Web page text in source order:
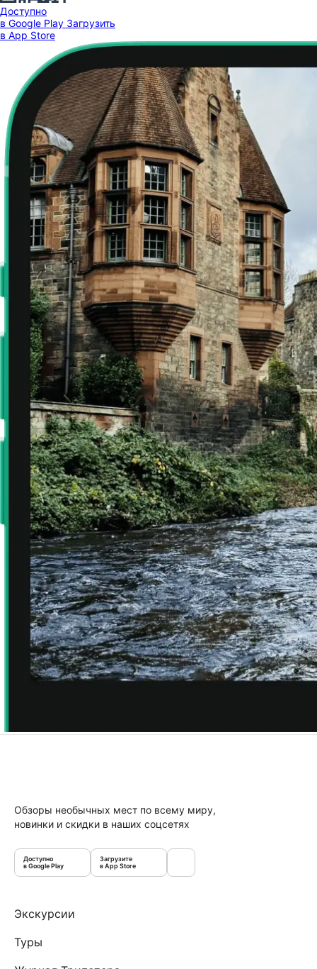
Доступно
в Google Play Загрузить
в App Store
Обзоры необычных мест по всему миру,
новинки и скидки в наших соцсетях
Доступно
в Google Play
Загрузите
в App Store
Экскурсии
Туры